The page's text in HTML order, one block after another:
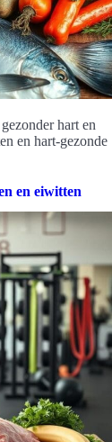
hart en
en hart-gezonde
en eiwitten